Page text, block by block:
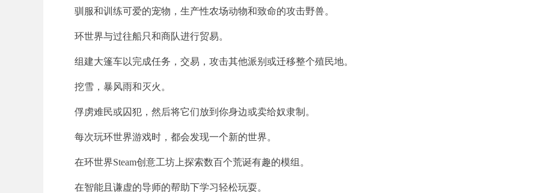
驯服和训练可爱的宠物，生产性农场动物和致命的攻击野兽。
环世界与过往船只和商队进行贸易。
组建大篷车以完成任务，交易，攻击其他派别或迁移整个殖民地。
挖雪，暴风雨和灭火。
俘虏难民或囚犯，然后将它们放到你身边或卖给奴隶制。
每次玩环世界游戏时，都会发现一个新的世界。
在环世界Steam创意工坊上探索数百个荒诞有趣的模组。
在智能且谦虚的导师的帮助下学习轻松玩耍。